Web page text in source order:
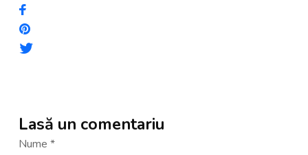
Lasă un comentariu
Nume *